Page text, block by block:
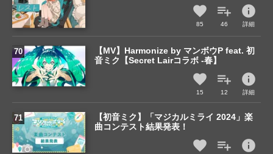
85 46
info
詳細
【MV】Harmonize by マンボウP feat. 初
音ミク【Secret Lairコラボ -春】
15 12
info
詳細
【初音ミク】「マジカルミライ 2024」楽
曲コンテスト結果発表！
info